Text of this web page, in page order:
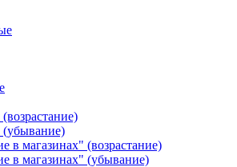
в магазинах" (возрастание)
в магазинах" (убывание)